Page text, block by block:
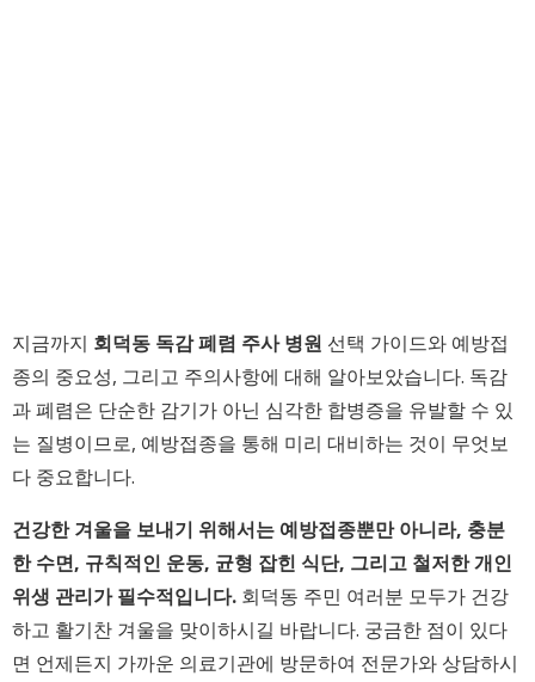
지금까지 회덕동 독감 폐렴 주사 병원 선택 가이드와 예방접
종의 중요성, 그리고 주의사항에 대해 알아보았습니다. 독감
과 폐렴은 단순한 감기가 아닌 심각한 합병증을 유발할 수 있
는 질병이므로, 예방접종을 통해 미리 대비하는 것이 무엇보
다 중요합니다.
건강한 겨울을 보내기 위해서는 예방접종뿐만 아니라, 충분
한 수면, 규칙적인 운동, 균형 잡힌 식단, 그리고 철저한 개인
위생 관리가 필수적입니다. 회덕동 주민 여러분 모두가 건강
하고 활기찬 겨울을 맞이하시길 바랍니다. 궁금한 점이 있다
면 언제든지 가까운 의료기관에 방문하여 전문가와 상담하시